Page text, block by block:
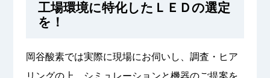
工場環境に特化したＬＥＤの選定
を！
岡谷酸素では実際に現場にお伺いし、調査・ヒア
リングの上、シミュレーションと機器のご提案を